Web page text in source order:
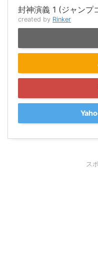
封神演義 1 (ジャンプ
created by Rinker
ス